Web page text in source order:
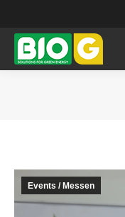
Events / Messen